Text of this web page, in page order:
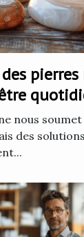
pierres
nous
des solutions